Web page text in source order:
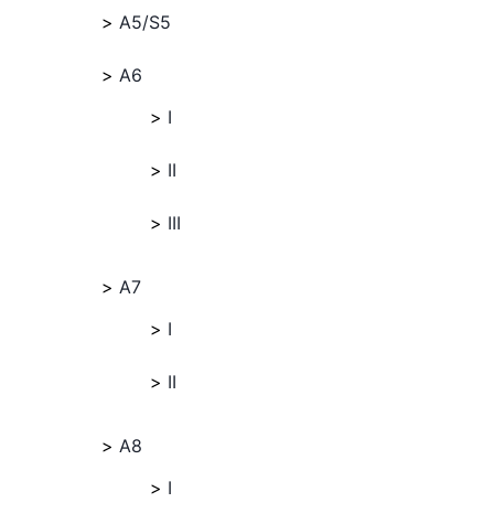
A5/S5
A6
I
II
III
A7
I
II
A8
I